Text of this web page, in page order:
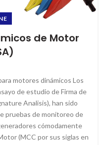
de Motor
motores dinámicos Los
de estudio de Firma de
Analisis), han sido
pruebas de monitoreo de
cómodamente
(MCC por sus siglas en